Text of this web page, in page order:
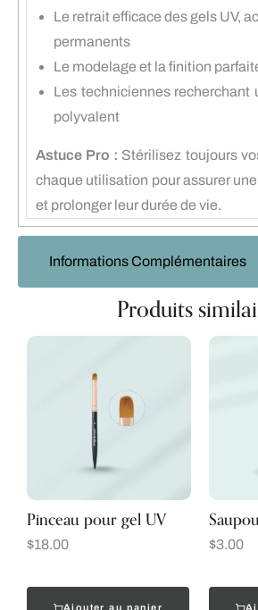
Informations Complémentaires
Le retrait efficace des gels UV,
permanents
Le modelage et la finition
Les techniciennes recherchant
polyvalent
Astuce Pro : Stérilisez toujours
chaque utilisation pour assurer
et prolonger leur durée de vie.
Produits
Pinceau pour gel UV
$18.00
Ajouter au panier
$3.00